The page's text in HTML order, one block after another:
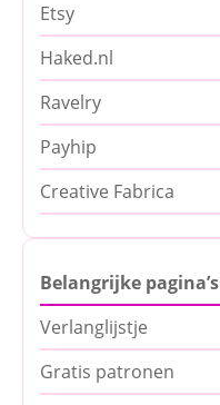
Etsy
Haked.nl
Ravelry
Payhip
Creative Fabrica
Belangrijke pagina’s
Verlanglijstje
Gratis patronen